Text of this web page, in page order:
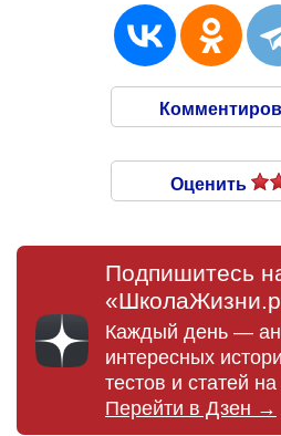
Оценить
Подпишитесь
Каждый день —
интересных
тестов и статей
Перейти в Дзен →